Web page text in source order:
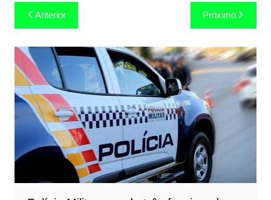
Navegação
de
Post
Anterior Próximo